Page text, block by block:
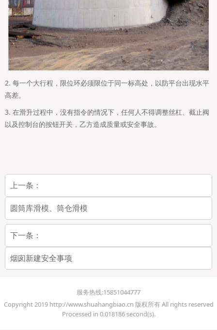
2. 每一个大行程，限位环必须限位于同一标高处，以防平台出现水平
高差。
3. 在滑升过程中，没有指令的情况下，任何人不得调整丝杠、截止阀
以及控制台的按钮开关，乙方造成质量或安全事故。
上一条：
圆筒库滑模、筒仓滑模
下一条：
烟囱新建安全事项
服务热线:15851044777
Copyright 2019 http://www.shuahangbiao.cn 版权所有 All rights reserved
Processed in 0.018186 second(s).